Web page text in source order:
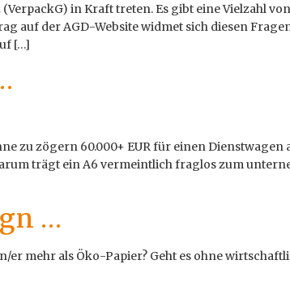
(VerpackG) in Kraft treten. Es gibt eine Vielzahl
auf der AGD-Website widmet sich diesen
[…]
zu zögern 60.000+ EUR für einen
trägt ein A6 vermeintlich fraglos zum
…
er mehr als Öko-Papier? Geht es ohne